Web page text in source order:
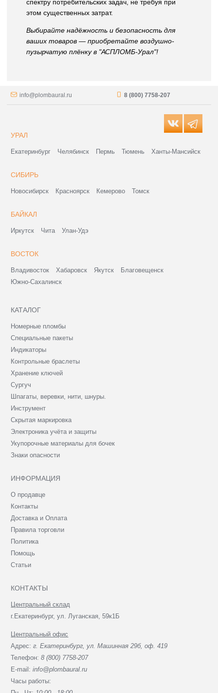
спектру потребительских задач, не требуя при
этом существенных затрат.
Выбирайте надёжность и безопасность для
ваших товаров — приобретайте воздушно-
пузырчатую плёнку в "АСПЛОМБ-Урал"!
info@plombaural.ru 8 (800) 7758-207
УРАЛ
Екатеринбург Челябинск Пермь Тюмень Ханты-Мансийск
СИБИРЬ
Новосибирск Красноярск Кемерово Томск
БАЙКАЛ
Иркутск Чита Улан-Удэ
ВОСТОК
Владивосток Хабаровск Якутск
Благовещенск
Южно-Сахалинск
КАТАЛОГ
Номерные пломбы
Специальные пакеты
Индикаторы
Контрольные браслеты
Хранение ключей
Сургуч
Шпагаты, веревки, нити, шнуры.
Инструмент
Скрытая маркировка
Электроника учёта и защиты
Укупорочные материалы для бочек
Знаки опасности
ИНФОРМАЦИЯ
О продавце
Контакты
Доставка и Оплата
Правила торговли
Политика
Помощь
Статьи
КОНТАКТЫ
Центральный склад
г.Екатеринбург, ул. Луганская, 59к1Б
Центральный офис
Адрес:г. Екатеринбург, ул. Машинная 29б, оф. 419
Телефон:8 (800) 7758-207
E-mail:info@plombaural.ru
Часы работы: